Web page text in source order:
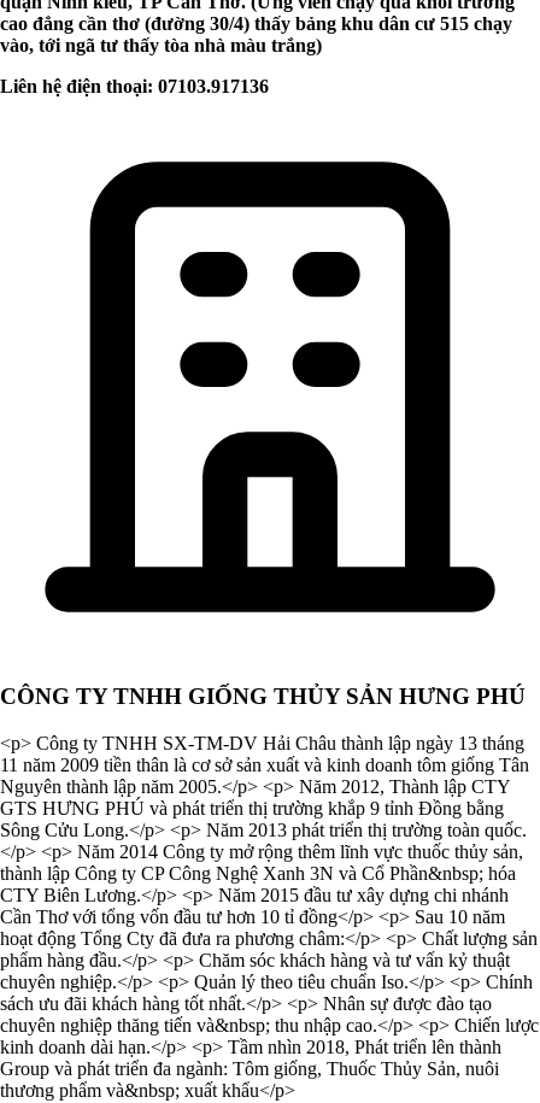
cao đẳng cần thơ (đường 30/4) thấy bảng khu dân cư 515 chạy
vào, tới ngã tư thấy tòa nhà màu trắng)
Liên hệ điện thoại: 07103.917136
CÔNG TY TNHH GIỐNG THỦY SẢN HƯNG PHÚ
<p> Công ty TNHH SX-TM-DV Hải Châu thành lập ngày 13 tháng
11 năm 2009 tiền thân là cơ sở sản xuất và kinh doanh tôm giống Tân
Nguyên thành lập năm 2005.</p> <p> Năm 2012, Thành lập CTY
GTS HƯNG PHÚ và phát triển thị trường khắp 9 tỉnh Đồng bằng
Sông Cửu Long.</p> <p> Năm 2013 phát triển thị trường toàn quốc.
</p> <p> Năm 2014 Công ty mở rộng thêm lĩnh vực thuốc thủy sản,
thành lập Công ty CP Công Nghệ Xanh 3N và Cổ Phần&nbsp; hóa
CTY Biên Lương.</p> <p> Năm 2015 đầu tư xây dựng chi nhánh
Cần Thơ với tổng vốn đầu tư hơn 10 tỉ đồng</p> <p> Sau 10 năm
hoạt động Tổng Cty đã đưa ra phương châm:</p> <p> Chất lượng sản
phẩm hàng đầu.</p> <p> Chăm sóc khách hàng và tư vấn kỷ thuật
chuyên nghiệp.</p> <p> Quản lý theo tiêu chuẩn Iso.</p> <p> Chính
sách ưu đãi khách hàng tốt nhất.</p> <p> Nhân sự được đào tạo
chuyên nghiệp thăng tiến và&nbsp; thu nhập cao.</p> <p> Chiến lược
kinh doanh dài hạn.</p> <p> Tầm nhìn 2018, Phát triển lên thành
Group và phát triển đa ngành: Tôm giống, Thuốc Thủy Sản, nuôi
thương phẩm và&nbsp; xuất khẩu</p>